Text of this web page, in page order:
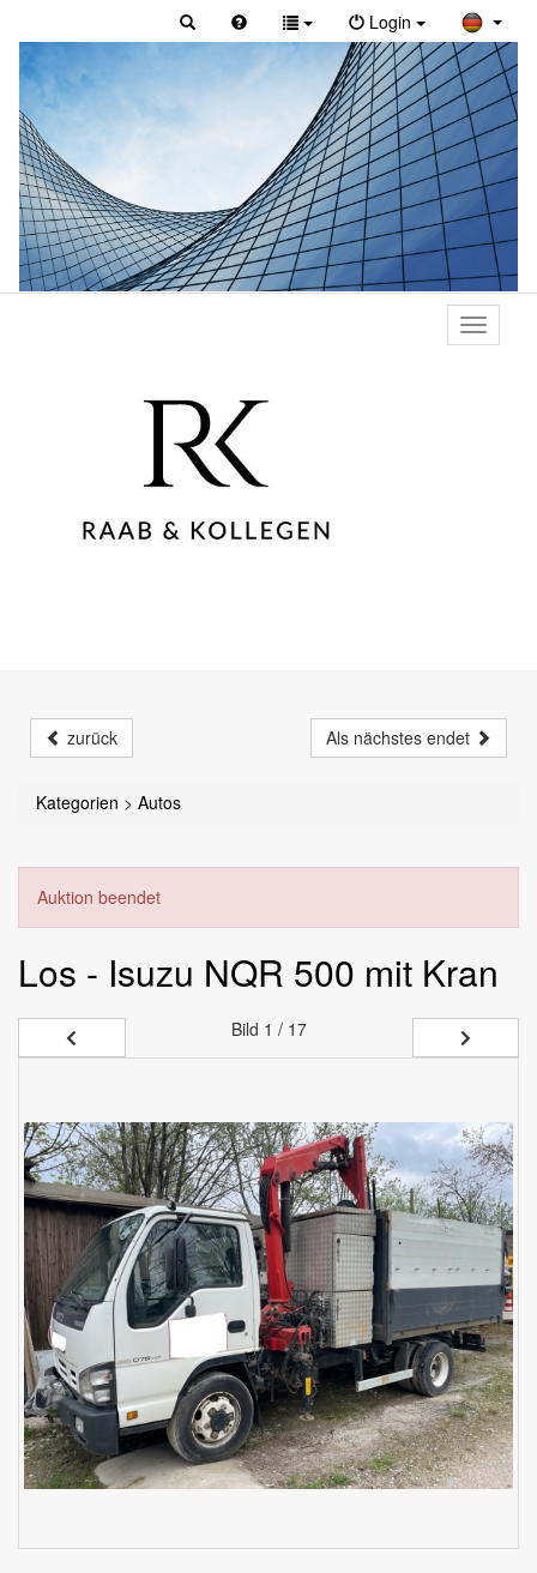
Login
Toggle
primary
zurück Als nächstes endet
Kategorien > Autos
Auktion beendet
Los - Isuzu NQR 500 mit Kran
Bild 1 / 17